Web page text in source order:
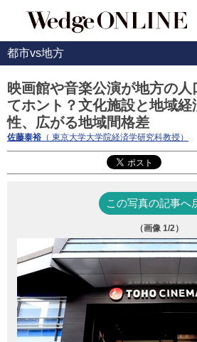
都市vs地方
映画館や音楽公演が地方の
てホント？文化施設と地域
性、広がる地域間格差
佐藤泰裕 （ 東京大学大学院経済学研究科教授）
この写真の記事へ
（画像 1/2）